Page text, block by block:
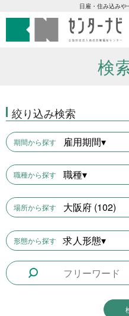
センターナ
日雇・住み込みや
急募現金求人
急募契約求人
高齢者活躍求人
LINE応募可求人
はじめての方へ
事業主の皆様へ
雇用期間から
1日間
検
絞り込み検索
期間から探す 雇用期間▾
職種から探す 職種▾
場所から探す 大阪府 (102)
形態から探す 求人形態▾